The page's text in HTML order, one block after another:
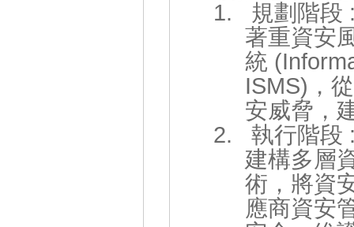
1. 規劃階段
著重資安
統
ISMS)，
安威脅，
2. 執行階段
建構多層
術，將資
應商資安